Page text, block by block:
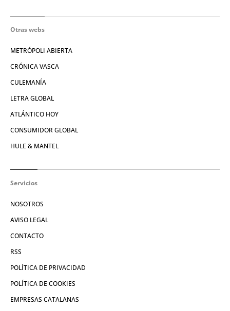
Otras webs
METRÓPOLI ABIERTA
CRÓNICA VASCA
CULEMANÍA
LETRA GLOBAL
ATLÁNTICO HOY
CONSUMIDOR GLOBAL
HULE & MANTEL
Servicios
NOSOTROS
AVISO LEGAL
CONTACTO
RSS
POLÍTICA DE PRIVACIDAD
POLÍTICA DE COOKIES
EMPRESAS CATALANAS